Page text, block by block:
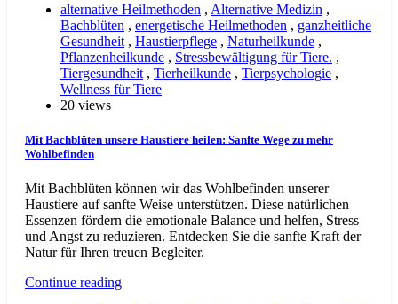
alternative Heilmethoden , Alternative Medizin ,
Bachblüten , energetische Heilmethoden , ganzheitliche
Gesundheit , Haustierpflege , Naturheilkunde ,
Pflanzenheilkunde , Stressbewältigung für Tiere. ,
Tiergesundheit , Tierheilkunde , Tierpsychologie ,
Wellness für Tiere
20 views
Mit Bachblüten unsere Haustiere heilen: Sanfte Wege zu mehr
Wohlbefinden
Mit Bachblüten können wir das Wohlbefinden unserer
Haustiere auf sanfte Weise unterstützen. Diese natürlichen
Essenzen fördern die emotionale Balance und helfen, Stress
und Angst zu reduzieren. Entdecken Sie die sanfte Kraft der
Natur für Ihren treuen Begleiter.
Continue reading